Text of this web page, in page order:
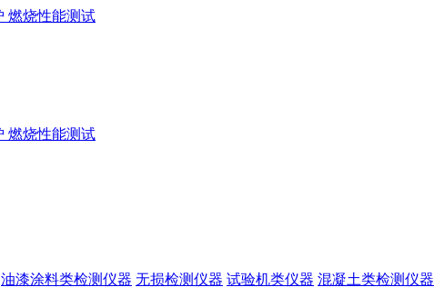
油漆涂料类检测仪器 无损检测仪器 试验机类仪器 混凝土类检测仪器